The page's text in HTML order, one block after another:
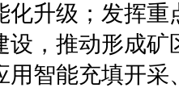
化升级；发挥
设，推动形成
用智能充填开